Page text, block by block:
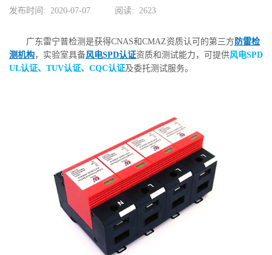
发布时间: 2020-07-07 阅读: 2623
广东雷宁普检测是获得CNAS和CMAZ资质认可的第三方 防雷检
测机构，实验室具备风电SPD认证资质和测试能力，可提供风电SPD
UL认证、TUV认证、CQC认证及委托测试服务。
的
服
务
资